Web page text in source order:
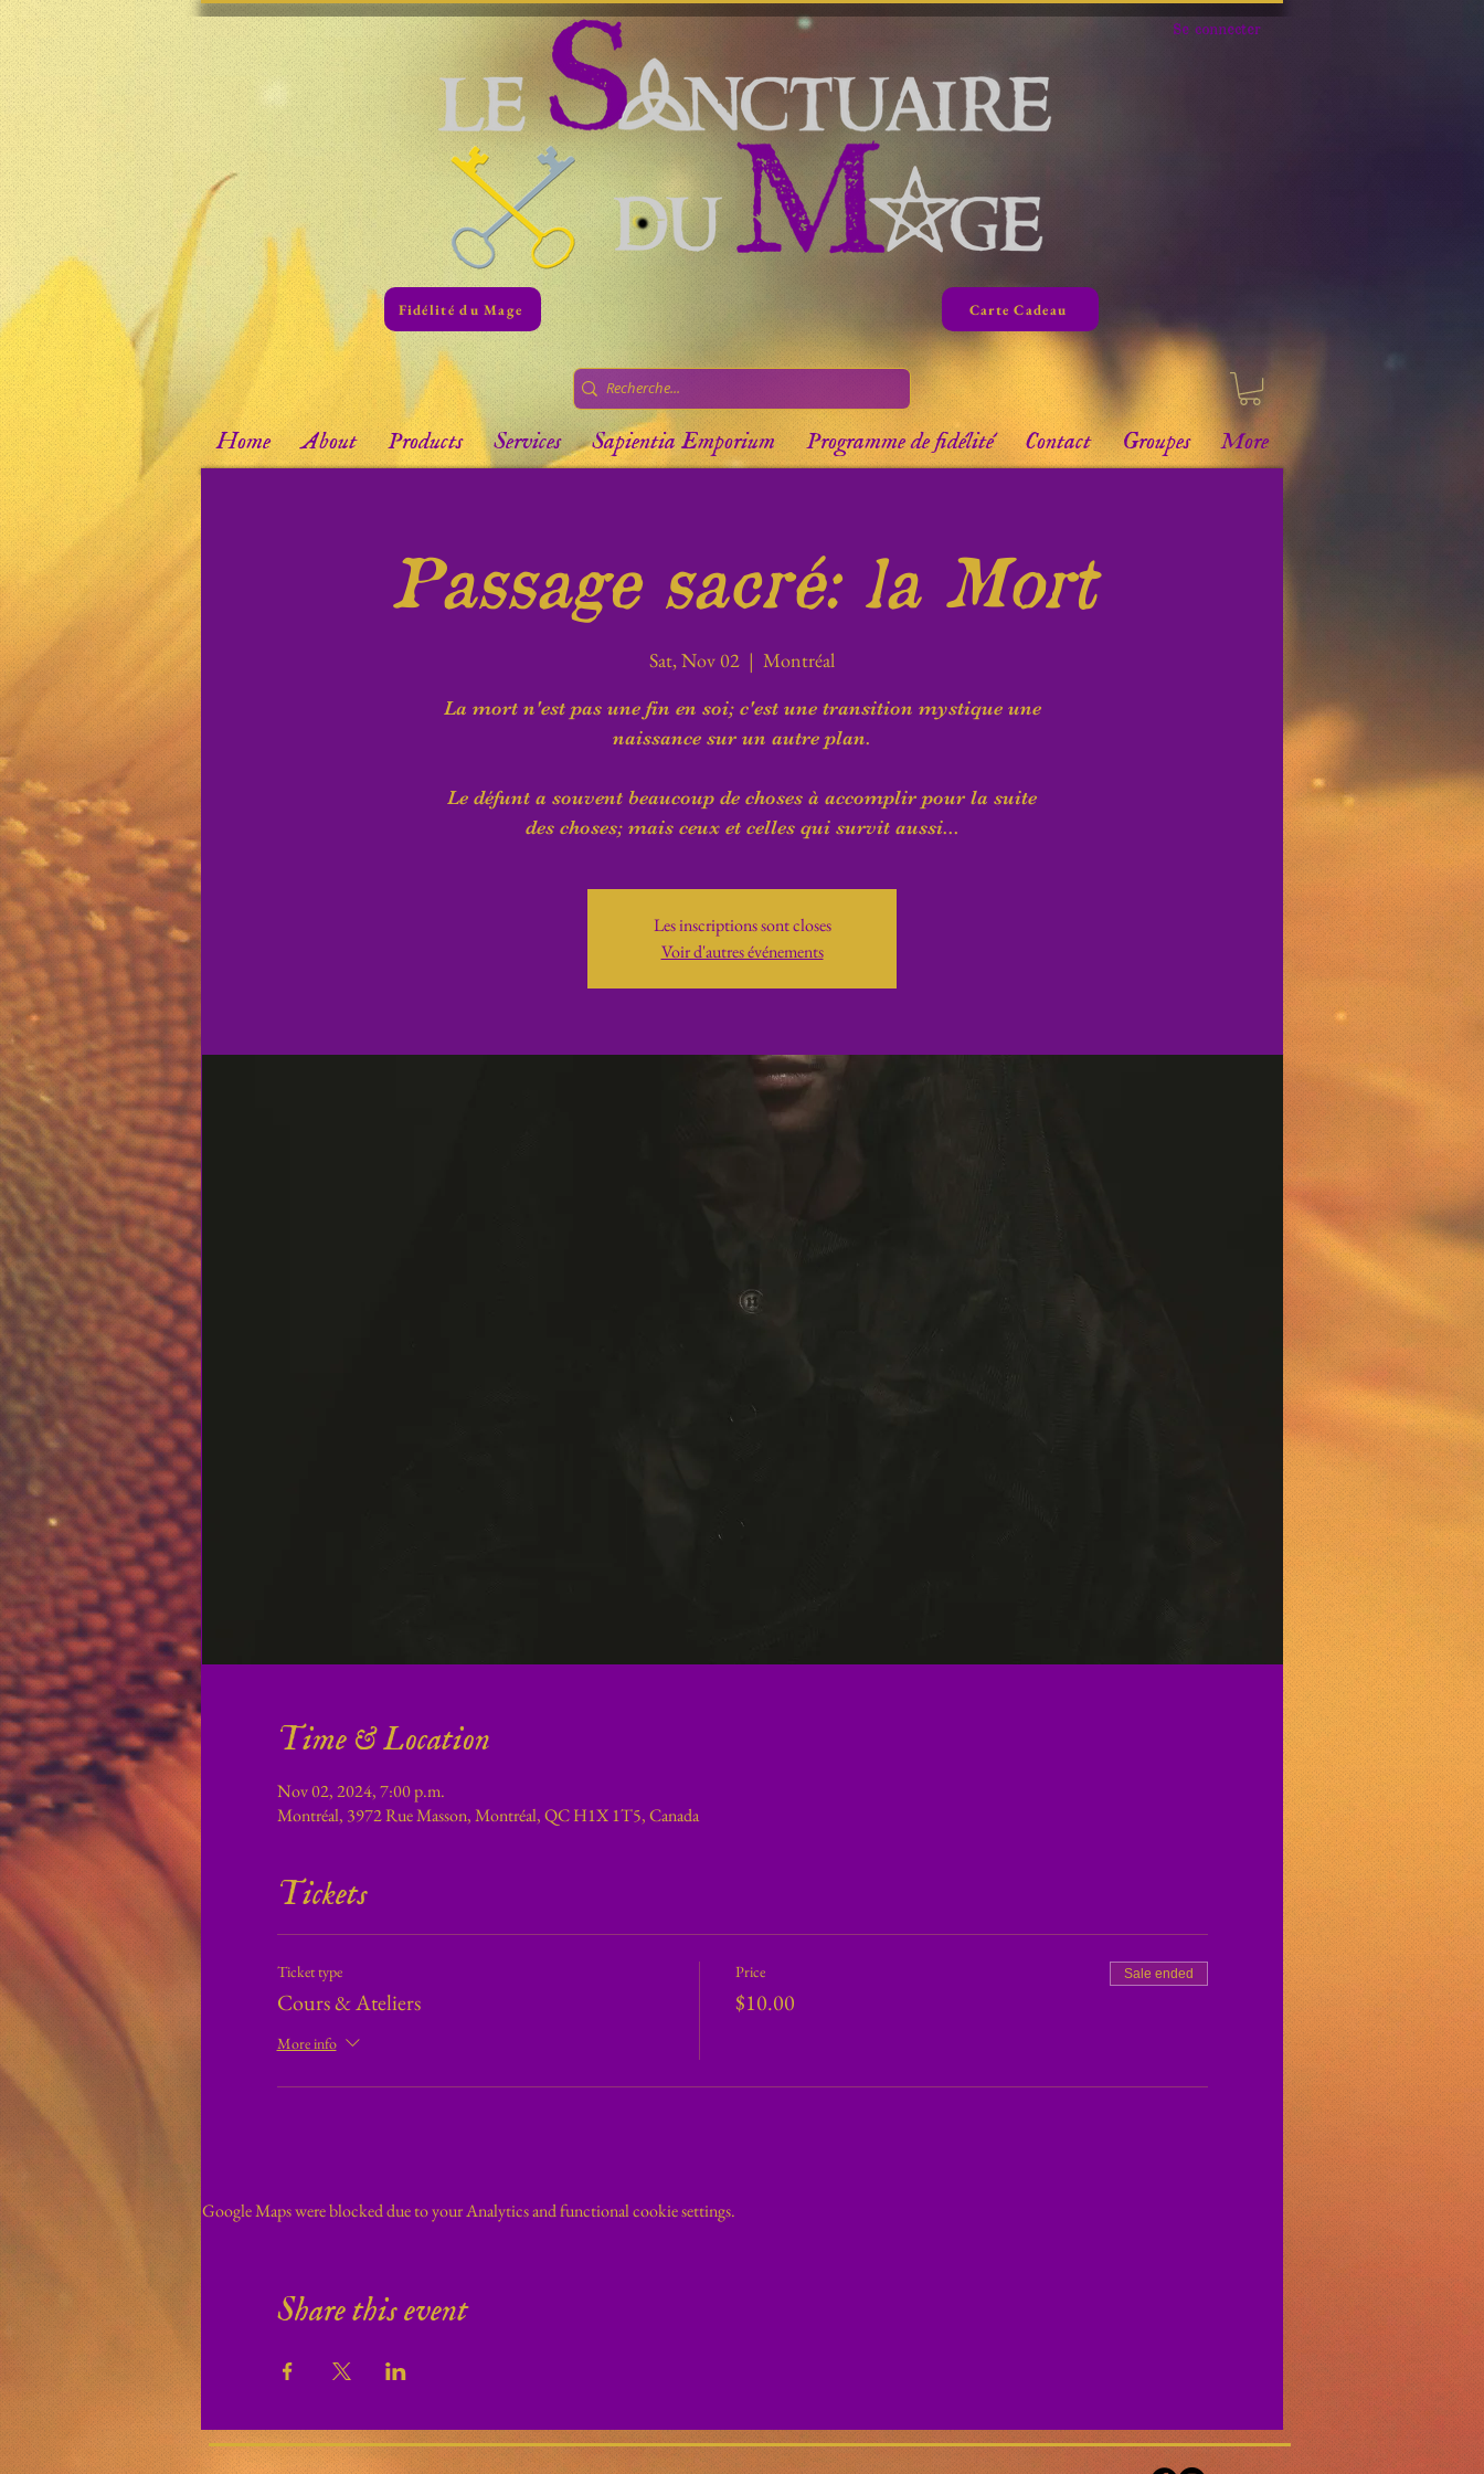
Se connecter
Fidélité du Mage Carte Cadeau
Home About Products Services Sapientia Emporium Programme de fidélité Contact Groupes More
Passage sacré: la Mort
Sat, Nov 02
  |
Montréal
La mort n'est pas une fin en soi; c'est une transition mystique une
naissance sur un autre plan.
Le défunt a souvent beaucoup de choses à accomplir pour la suite
des choses; mais ceux et celles qui survit aussi...
Les inscriptions sont closes
Voir d'autres événements
Time & Location
Nov 02, 2024, 7:00 p.m.
Montréal, 3972 Rue Masson, Montréal, QC H1X 1T5, Canada
Tickets
Ticket type
Cours & Ateliers
More info
Price
$10.00
Sale ended
Google Maps were blocked due to your Analytics and functional cookie settings.
Share this event